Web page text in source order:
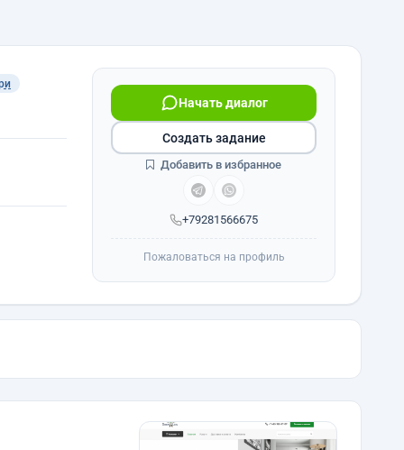
+79281566675
Начать диалог
Создать задание
Добавить в избранное
Пожаловаться на профиль